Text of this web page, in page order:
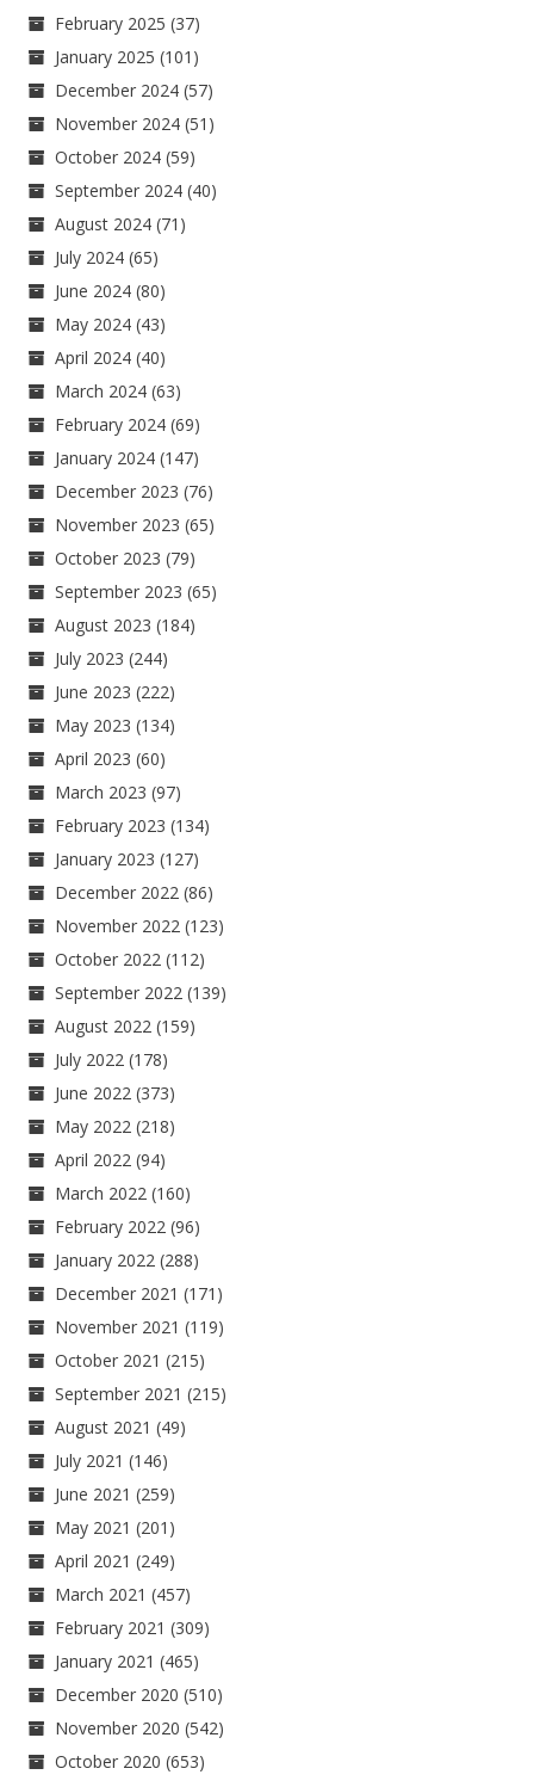
February 2025 (37)
January 2025 (101)
December 2024 (57)
November 2024 (51)
October 2024 (59)
September 2024 (40)
August 2024 (71)
July 2024 (65)
June 2024 (80)
May 2024 (43)
April 2024 (40)
March 2024 (63)
February 2024 (69)
January 2024 (147)
December 2023 (76)
November 2023 (65)
October 2023 (79)
September 2023 (65)
August 2023 (184)
July 2023 (244)
June 2023 (222)
May 2023 (134)
April 2023 (60)
March 2023 (97)
February 2023 (134)
January 2023 (127)
December 2022 (86)
November 2022 (123)
October 2022 (112)
September 2022 (139)
August 2022 (159)
July 2022 (178)
June 2022 (373)
May 2022 (218)
April 2022 (94)
March 2022 (160)
February 2022 (96)
January 2022 (288)
December 2021 (171)
November 2021 (119)
October 2021 (215)
September 2021 (215)
August 2021 (49)
July 2021 (146)
June 2021 (259)
May 2021 (201)
April 2021 (249)
March 2021 (457)
February 2021 (309)
January 2021 (465)
December 2020 (510)
November 2020 (542)
October 2020 (653)